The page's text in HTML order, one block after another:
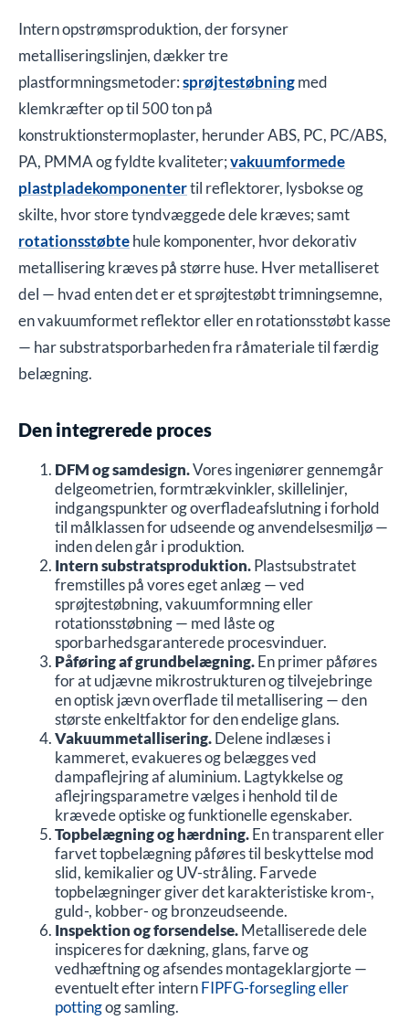
Intern opstrømsproduktion, der forsyner
metalliseringslinjen, dækker tre
plastformningsmetoder:sprøjtestøbningmed
klemkræfter op til 500 ton på
konstruktionstermoplaster, herunder ABS, PC, PC/ABS,
PA, PMMA og fyldte kvaliteter;vakuumformede
plastpladekomponentertil reflektorer, lysbokse og
skilte, hvor store tyndvæggede dele kræves; samt
rotationsstøbtehule komponenter, hvor dekorativ
metallisering kræves på større huse. Hver metalliseret
del — hvad enten det er et sprøjtestøbt trimningsemne,
en vakuumformet reflektor eller en rotationsstøbt kasse
— har substratsporbarheden fra råmateriale til færdig
belægning.
Den integrerede proces
DFM og samdesign.Vores ingeniører gennemgår
delgeometrien, formtrækvinkler, skillelinjer,
indgangspunkter og overfladeafslutning i forhold
til målklassen for udseende og anvendelsesmiljø —
inden delen går i produktion.
Intern substratsproduktion.Plastsubstratet
fremstilles på vores eget anlæg — ved
sprøjtestøbning, vakuumformning eller
rotationsstøbning — med låste og
sporbarhedsgaranterede procesvinduer.
Påføring af grundbelægning.En primer påføres
for at udjævne mikrostrukturen og tilvejebringe
en optisk jævn overflade til metallisering — den
største enkeltfaktor for den endelige glans.
Vakuummetallisering.Delene indlæses i
kammeret, evakueres og belægges ved
dampaflejring af aluminium. Lagtykkelse og
aflejringsparametre vælges i henhold til de
krævede optiske og funktionelle egenskaber.
Topbelægning og hærdning.En transparent eller
farvet topbelægning påføres til beskyttelse mod
slid, kemikalier og UV-stråling. Farvede
topbelægninger giver det karakteristiske krom-,
guld-, kobber- og bronzeudseende.
Inspektion og forsendelse.Metalliserede dele
inspiceres for dækning, glans, farve og
vedhæftning og afsendes montageklargjorte —
eventuelt efter internFIPFG-forsegling eller
pottingog samling.